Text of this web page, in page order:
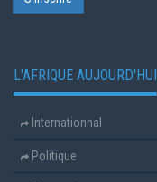
L'AFRIQUE AUJOURD'HUI
Internationnal
Politique